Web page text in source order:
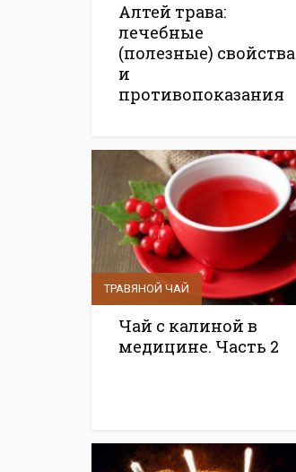
Алтей трава:
лечебные
(полезные) свойства
и
противопоказания
ТРАВЯНОЙ ЧАЙ
Чай с калиной в
медицине. Часть 2